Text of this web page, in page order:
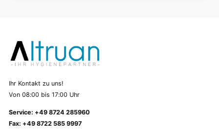
Ihr Kontakt zu uns!
Von 08:00 bis 17:00 Uhr
Service: +49 8724 285960
Fax: +49 8722 585 9997